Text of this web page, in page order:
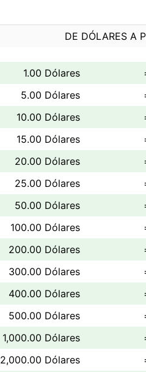
DE DÓLARES A
1.00 Dólares
5.00 Dólares
10.00 Dólares
15.00 Dólares
20.00 Dólares
25.00 Dólares
50.00 Dólares
100.00 Dólares
200.00 Dólares
300.00 Dólares
400.00 Dólares
500.00 Dólares
1,000.00 Dólares
2,000.00 Dólares